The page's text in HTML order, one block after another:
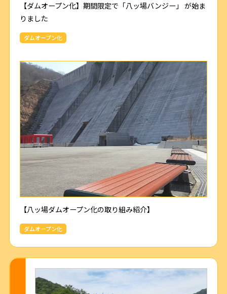
【ダムオープン化】期間限定で「八ッ場バンジー」 が始ま
りました
ダムオープン化
【八ッ場ダムオープン化の取り組み紹介】
ダムオープン化